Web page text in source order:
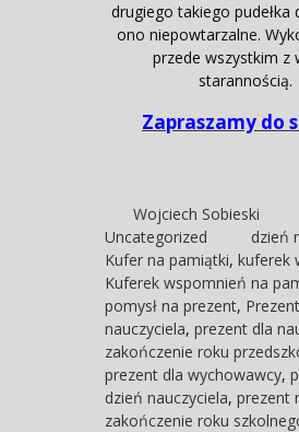
drugiego takiego pudełka
ono niepowtarzalne.
przede wszystkim z
starannością.
Zapraszamy do
Wojciech Sobieski
Uncategorized
dzień
Kufer na pamiątki,kuferek
Kuferek wspomnień na
pomysł na prezent,
nauczyciela,prezent dla
zakończenie roku
prezent dla wychowawcy,
dzień nauczyciela,prezent
zakończenie roku